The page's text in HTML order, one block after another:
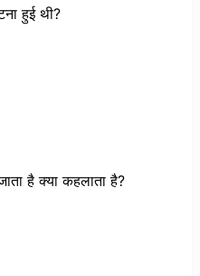
हुई थी?
है क्या कहलाता है?